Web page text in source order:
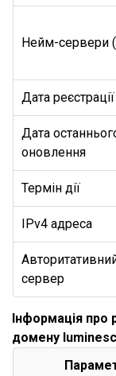
Нейм-сервери
Дата реєстрації
Дата
оновлення
Термін дії
IPv4 адреса
сервер
Інформація про
домену